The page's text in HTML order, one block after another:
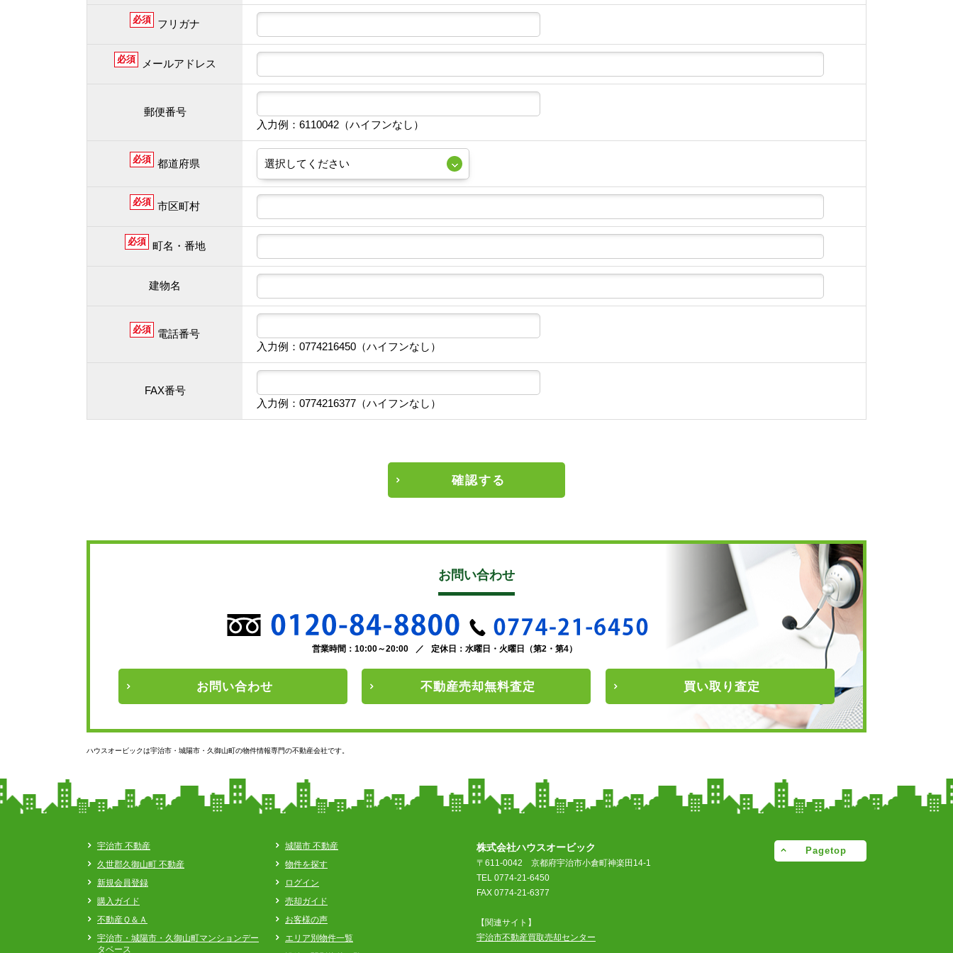
必須 フリガナ
必須 メールアドレス
郵便番号
入力例：6110042（ハイフンなし）
必須 都道府県
必須 市区町村
必須 町名・番地
建物名
必須
電話番号
入力例：0774216450（ハイフンなし）
FAX番号
入力例：0774216377（ハイフンなし）
確認する
お問い合わせ
営業時間：10:00～20:00 ／ 定休日：水曜日・火曜日（第2・第4）
お問い合わせ 不動産売却無料査定 買い取り 査定
ハウスオービックは宇治市・城陽市・久御山町の物件情報専門の不動産会社です。
Pagetop
宇治市 不動産
城陽市 不動産
久世郡久御山町 不動産
物件を探す
新規会員登録
ログイン
購入ガイド
売却ガイド
不動産Ｑ＆Ａ
お客様の声
宇治市・城陽市・久御山町マンションデー
タベース
エリア別物件一覧
株式会社ハウスオービック
〒611-0042 京都府宇治市小倉町神楽田14-1
TEL 0774-21-6450
FAX 0774-21-6377
【関連サイト】
宇治市不動産買取売却センター